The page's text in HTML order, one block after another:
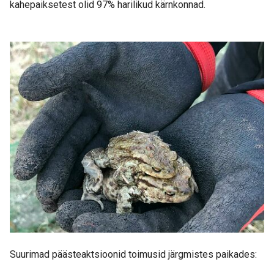
kahepaiksetest olid 97% harilikud kärnkonnad.
Suurimad päästeaktsioonid toimusid järgmistes paikades: